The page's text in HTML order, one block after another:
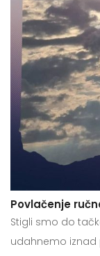
Povlačenje
Stigli smo do
udahnemo iznad